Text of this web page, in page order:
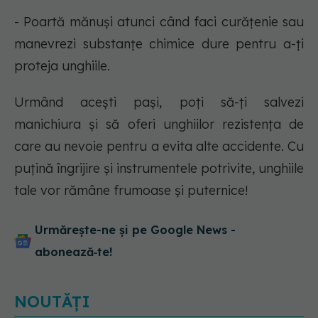
- Poartă mănuși atunci când faci curățenie sau
manevrezi substanțe chimice dure pentru a-ți
proteja unghiile.
Urmând acești pași, poți să-ți salvezi
manichiura și să oferi unghiilor rezistența de
care au nevoie pentru a evita alte accidente. Cu
puțină îngrijire și instrumentele potrivite, unghiile
tale vor rămâne frumoase și puternice!
Urmărește-ne și pe Google News -
abonează‑te!
NOUTĂȚI